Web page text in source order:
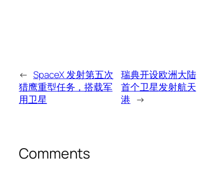
← SpaceX 发射第五次
猎鹰重型任务，搭载军
用卫星
瑞典开设欧洲大陆
首个卫星发射航天
港 →
Comments